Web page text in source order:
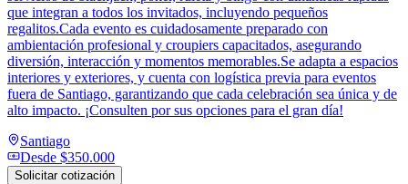
que integran a todos los invitados, incluyendo pequeños
regalitos.Cada evento es cuidadosamente preparado con
ambientación profesional y croupiers capacitados, asegurando
diversión, interacción y momentos memorables.Se adapta a espacios
interiores y exteriores, y cuenta con logística previa para eventos
fuera de Santiago, garantizando que cada celebración sea única y de
alto impacto. ¡Consulten por sus opciones para el gran día!
Santiago
Desde $350.000
Solicitar cotización